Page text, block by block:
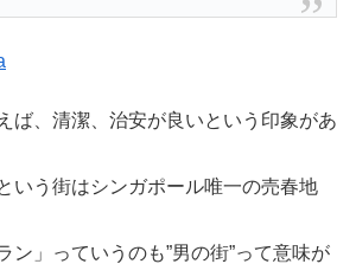
ば、清潔、治安が良いという印象があ
いう街はシンガポール唯一の売春地
ン」っていうのも”男の街”って意味が